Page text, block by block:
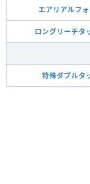
エアリアルフ
ロングリーチタ
特殊ダブルタ